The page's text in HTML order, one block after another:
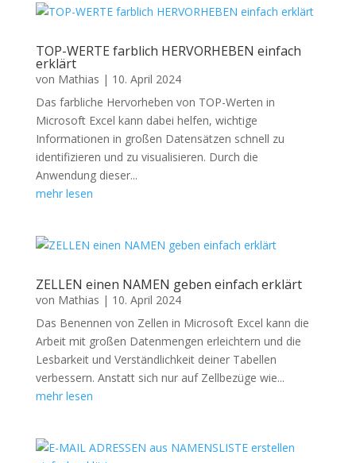
TOP-WERTE farblich HERVORHEBEN einfach
erklärt
von Mathias | 10. April 2024
Das farbliche Hervorheben von TOP-Werten in
Microsoft Excel kann dabei helfen, wichtige
Informationen in großen Datensätzen schnell zu
identifizieren und zu visualisieren. Durch die
Anwendung dieser...
mehr lesen
ZELLEN einen NAMEN geben einfach erklärt
von Mathias | 10. April 2024
Das Benennen von Zellen in Microsoft Excel kann die
Arbeit mit großen Datenmengen erleichtern und die
Lesbarkeit und Verständlichkeit deiner Tabellen
verbessern. Anstatt sich nur auf Zellbezüge wie...
mehr lesen